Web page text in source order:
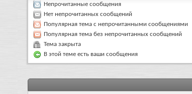
Непрочитанные сообщения
Нет непрочитанных сообщений
Популярная тема с непрочитанными сообщениями
Популярная тема без непрочитанных сообщений
Тема закрыта
В этой теме есть ваши сообщения